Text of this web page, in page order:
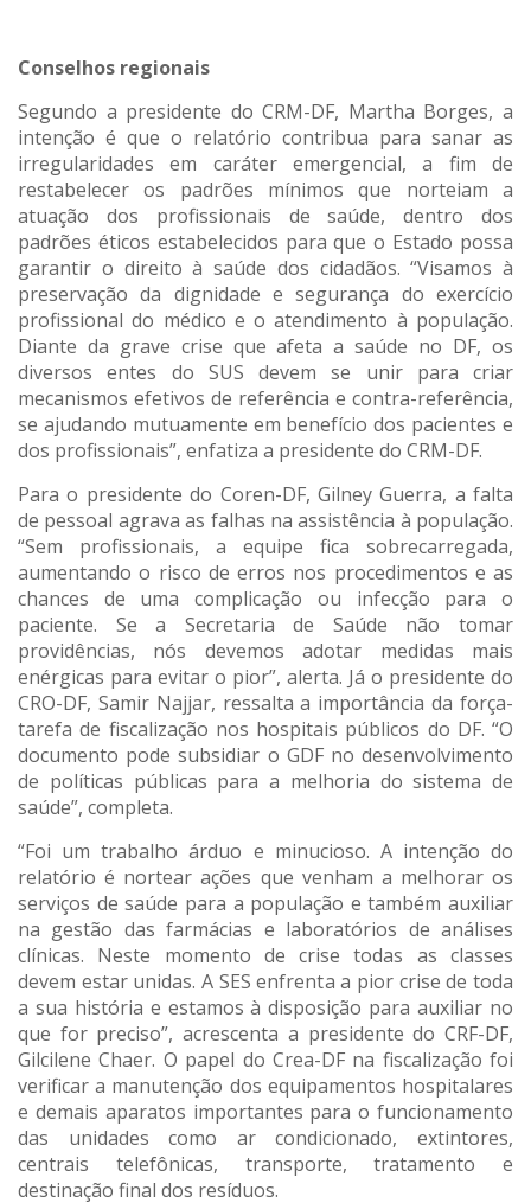
Conselhos regionais
Segundo a presidente do CRM-DF, Martha Borges, a
intenção é que o relatório contribua para sanar as
irregularidades em caráter emergencial, a fim de
restabelecer os padrões mínimos que norteiam a
atuação dos profissionais de saúde, dentro dos
padrões éticos estabelecidos para que o Estado possa
garantir o direito à saúde dos cidadãos. “Visamos à
preservação da dignidade e segurança do exercício
profissional do médico e o atendimento à população.
Diante da grave crise que afeta a saúde no DF, os
diversos entes do SUS devem se unir para criar
mecanismos efetivos de referência e contra-referência,
se ajudando mutuamente em benefício dos pacientes e
dos profissionais”, enfatiza a presidente do CRM-DF.
Para o presidente do Coren-DF, Gilney Guerra, a falta
de pessoal agrava as falhas na assistência à população.
“Sem profissionais, a equipe fica sobrecarregada,
aumentando o risco de erros nos procedimentos e as
chances de uma complicação ou infecção para o
paciente. Se a Secretaria de Saúde não tomar
providências, nós devemos adotar medidas mais
enérgicas para evitar o pior”, alerta. Já o presidente do
CRO-DF, Samir Najjar, ressalta a importância da força-
tarefa de fiscalização nos hospitais públicos do DF. “O
documento pode subsidiar o GDF no desenvolvimento
de políticas públicas para a melhoria do sistema de
saúde”, completa.
“Foi um trabalho árduo e minucioso. A intenção do
relatório é nortear ações que venham a melhorar os
serviços de saúde para a população e também auxiliar
na gestão das farmácias e laboratórios de análises
clínicas. Neste momento de crise todas as classes
devem estar unidas. A SES enfrenta a pior crise de toda
a sua história e estamos à disposição para auxiliar no
que for preciso”, acrescenta a presidente do CRF-DF,
Gilcilene Chaer. O papel do Crea-DF na fiscalização foi
verificar a manutenção dos equipamentos hospitalares
e demais aparatos importantes para o funcionamento
das unidades como ar condicionado, extintores,
centrais telefônicas, transporte, tratamento e
destinação final dos resíduos.